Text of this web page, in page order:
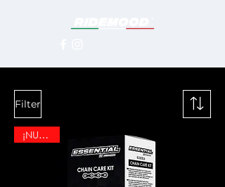
Filter
¡NUEVO!